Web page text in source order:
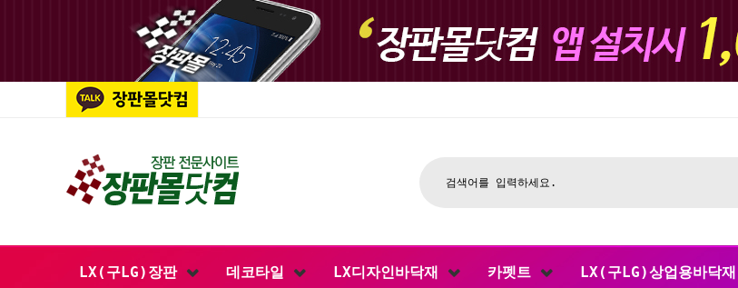
LX(구LG)장판 데코타일 LX디자인바닥재 카펫트 LX(구LG)상업용바닥재